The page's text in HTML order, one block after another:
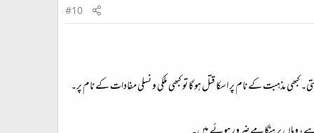
#10
مذہبت کے نام پر اسکا قتل ہو گا تو کبھی ملکی و نسلی مفادات کے نام پر۔